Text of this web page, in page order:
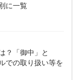
に一覧
？「御中」と
での取り扱い等を